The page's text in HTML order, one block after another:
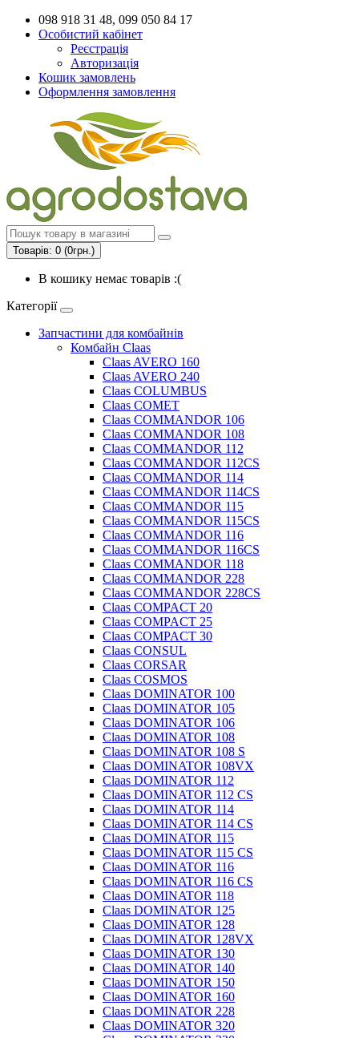
098 918 31 48, 099 050 84 17
Особистий кабінет
Реєстрація
Авторизація
Кошик замовлень
Оформлення замовлення
Товарів: 0 (0грн.)
В кошику немає товарів :(
Категорії
Запчастини для комбайнів
Комбайн Claas
Claas AVERO 160
Claas AVERO 240
Claas COLUMBUS
Claas COMET
Claas COMMANDOR 106
Claas COMMANDOR 108
Claas COMMANDOR 112
Claas COMMANDOR 112CS
Claas COMMANDOR 114
Claas COMMANDOR 114CS
Claas COMMANDOR 115
Claas COMMANDOR 115CS
Claas COMMANDOR 116
Claas COMMANDOR 116CS
Claas COMMANDOR 118
Claas COMMANDOR 228
Claas COMMANDOR 228CS
Claas COMPACT 20
Claas COMPACT 25
Claas COMPACT 30
Claas CONSUL
Claas CORSAR
Claas COSMOS
Claas DOMINATOR 100
Claas DOMINATOR 105
Claas DOMINATOR 106
Claas DOMINATOR 108
Claas DOMINATOR 108 S
Claas DOMINATOR 108VX
Claas DOMINATOR 112
Claas DOMINATOR 112 CS
Claas DOMINATOR 114
Claas DOMINATOR 114 CS
Claas DOMINATOR 115
Claas DOMINATOR 115 CS
Claas DOMINATOR 116
Claas DOMINATOR 116 CS
Claas DOMINATOR 118
Claas DOMINATOR 125
Claas DOMINATOR 128
Claas DOMINATOR 128VX
Claas DOMINATOR 130
Claas DOMINATOR 140
Claas DOMINATOR 150
Claas DOMINATOR 160
Claas DOMINATOR 228
Claas DOMINATOR 320